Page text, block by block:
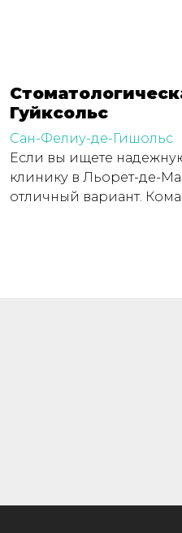
Гуйксольс
Сан-Фелиу-де-Гишольс
Если вы ищете
клинику в Льорет-де-
отличный вариант.